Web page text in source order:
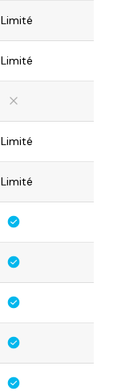
Limité
Limité
Limité
Limité